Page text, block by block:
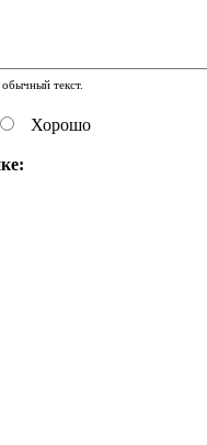
текст.
Хорошо